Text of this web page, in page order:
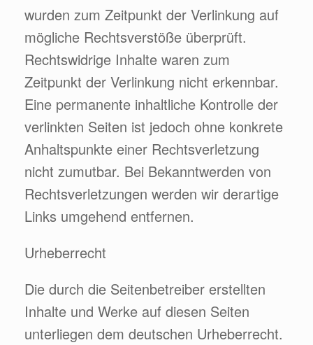
wurden zum Zeitpunkt der Verlinkung auf
mögliche Rechtsverstöße überprüft.
Rechtswidrige Inhalte waren zum
Zeitpunkt der Verlinkung nicht erkennbar.
Eine permanente inhaltliche Kontrolle der
verlinkten Seiten ist jedoch ohne konkrete
Anhaltspunkte einer Rechtsverletzung
nicht zumutbar. Bei Bekanntwerden von
Rechtsverletzungen werden wir derartige
Links umgehend entfernen.
Urheberrecht
Die durch die Seitenbetreiber erstellten
Inhalte und Werke auf diesen Seiten
unterliegen dem deutschen Urheberrecht.